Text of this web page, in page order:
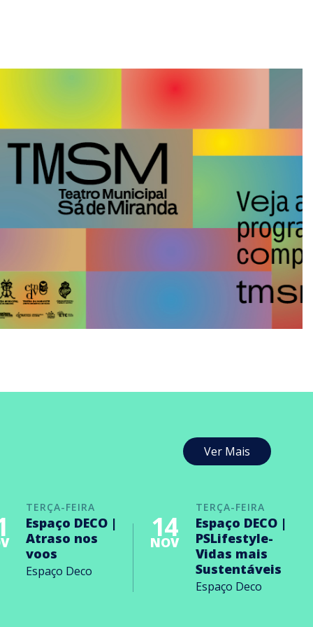
Ver Mais
TERÇA-FEIRA
Espaço DECO |
Atraso nos
voos
Espaço Deco
TERÇA-FEIRA
14
NOV
Espaço DECO |
PSLifestyle-
Vidas mais
Sustentáveis
Espaço Deco